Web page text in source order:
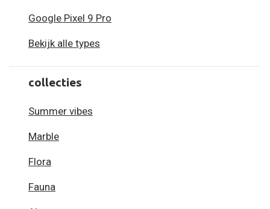
Google Pixel 9 Pro
Bekijk alle types
collecties
Summer vibes
Marble
Flora
Fauna